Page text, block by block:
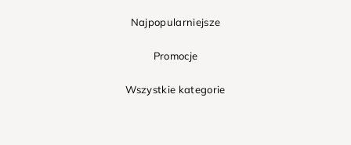
Najpopularniejsze
Promocje
Wszystkie kategorie